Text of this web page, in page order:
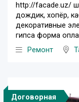
http://facade.uz/
дождик, хопёр,
декоративные
гипса форма
Ремонт
Договорная